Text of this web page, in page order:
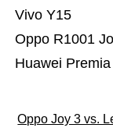
Huawei
Oppo R1001
Vivo Y15
Oppo Joy 3 vs.